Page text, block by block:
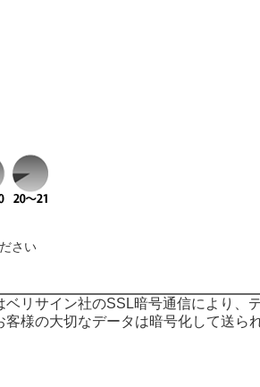
さい
リサイン社のSSL暗号通信により、
様の大切なデータは暗号化して送ら